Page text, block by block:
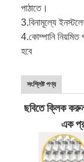
পাঠাতে।
3.বিনামূল্যে
4.কোম্পানি নিয়মিত
হবে
সংশ্লিষ্ট পণ্য
ছবিতে ক্লিক
এক